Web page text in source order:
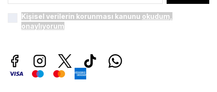
Kişisel verilerin korunması kanunu okudum,
onaylıyorum